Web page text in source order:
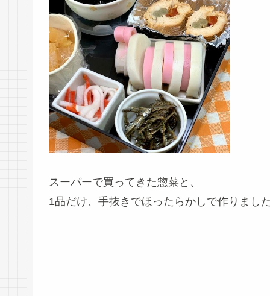
スーパーで買ってきた惣菜と、
1品だけ、手抜きでほったらかしで作りまし